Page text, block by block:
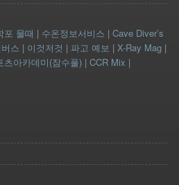
포 물때 | 수온정보서비스 | Cave Diver’s
스 | 이것저것 | 파고 예보 | X-Ray Mag|
츠아카데미(잠수풀)| CCR Mix |